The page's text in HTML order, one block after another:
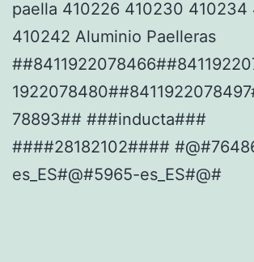
paella 410226 410230 410234
410242 Aluminio Paelleras
78893## ###inducta###
####28182102####
es_ES#@#5965-es_ES#@#